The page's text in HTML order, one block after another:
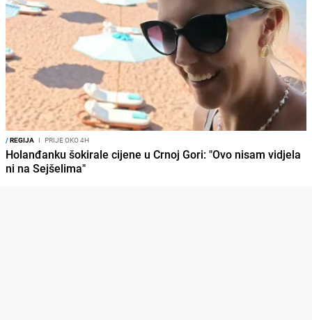
/REGIJA I PRIJE OKO 4H
Holanđanku šokirale cijene u Crnoj Gori: "Ovo nisam vidjela
ni na Sejšelima"